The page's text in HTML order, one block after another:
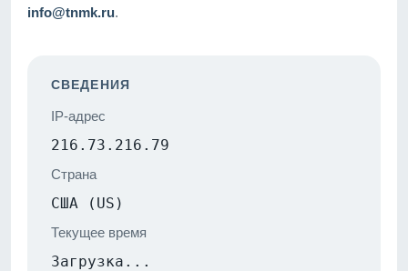
info@tnmk.ru.
СВЕДЕНИЯ
IP-адрес
216.73.216.79
Страна
США (US)
Текущее время
Загрузка...